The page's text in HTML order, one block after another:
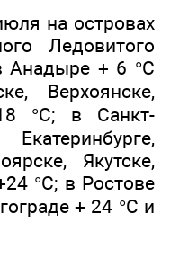
на островах
Ледовитого
Анадыре + 6 °С
Верхоянске,
°С; в Санкт-
Якутске,
°С; в Ростове
+ 24 °С и